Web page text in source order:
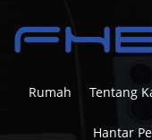
Rumah Tentang
Hantar